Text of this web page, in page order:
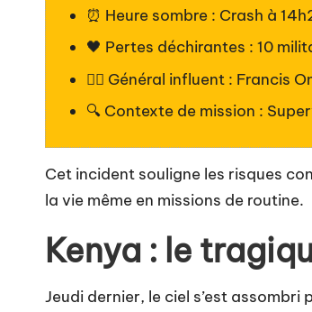
⏰ Heure sombre : Crash à
🖤 Pertes déchirantes : 10
👮‍♂️ Général influent : Francis
🔍 Contexte de mission :
Cet incident souligne les risques
la vie même en missions de routine.
Kenya : le
Jeudi dernier, le ciel s’est